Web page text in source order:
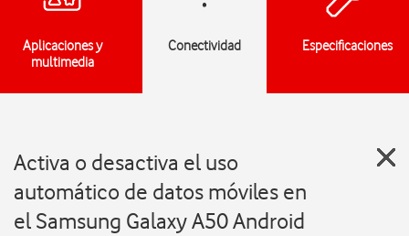
Aplicaciones y
multimedia
Conectividad Especificaciones
Activa o desactiva el uso
automático de datos móviles en
el Samsung Galaxy A50 Android